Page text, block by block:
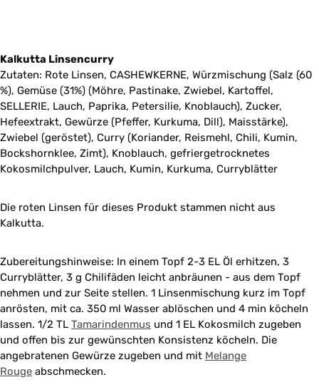
Kalkutta Linsencurry
Zutaten: Rote Linsen, CASHEWKERNE, Würzmischung (Salz (60
%), Gemüse (31%) (Möhre, Pastinake, Zwiebel, Kartoffel,
SELLERIE, Lauch, Paprika, Petersilie, Knoblauch), Zucker,
Hefeextrakt, Gewürze (Pfeffer, Kurkuma, Dill), Maisstärke),
Zwiebel (geröstet), Curry (Koriander, Reismehl, Chili, Kumin,
Bockshornklee, Zimt), Knoblauch, gefriergetrocknetes
Kokosmilchpulver, Lauch, Kumin, Kurkuma, Curryblätter
Die roten Linsen für dieses Produkt stammen nicht aus
Kalkutta.
Zubereitungshinweise: In einem Topf 2-3 EL Öl erhitzen, 3
Curryblätter, 3 g Chilifäden leicht anbräunen - aus dem Topf
nehmen und zur Seite stellen. 1 Linsenmischung kurz im Topf
anrösten, mit ca. 350 ml Wasser ablöschen und 4 min köcheln
lassen. 1/2 TL Tamarindenmus und 1 EL Kokosmilch zugeben
und offen bis zur gewünschten Konsistenz köcheln. Die
angebratenen Gewürze zugeben und mit Melange
Rouge abschmecken.